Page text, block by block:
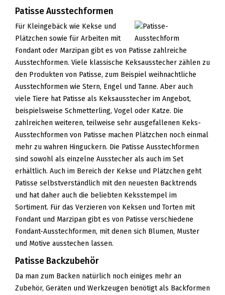
Patisse Ausstechformen
Für Kleingebäck wie Kekse und
Plätzchen sowie für Arbeiten mit
Fondant oder Marzipan gibt es von Patisse zahlreiche
Ausstechformen. Viele klassische Keksausstecher zählen zu
den Produkten von Patisse, zum Beispiel weihnachtliche
Ausstechformen wie Stern, Engel und Tanne. Aber auch
viele Tiere hat Patisse als Keksausstecher im Angebot,
beispielsweise Schmetterling, Vogel oder Katze. Die
zahlreichen weiteren, teilweise sehr ausgefallenen Keks-
Ausstechformen von Patisse machen Plätzchen noch einmal
mehr zu wahren Hinguckern. Die Patisse Ausstechformen
sind sowohl als einzelne Ausstecher als auch im Set
erhältlich. Auch im Bereich der Kekse und Plätzchen geht
Patisse selbstverständlich mit den neuesten Backtrends
und hat daher auch die beliebten Keksstempel im
Sortiment. Für das Verzieren von Keksen und Torten mit
Fondant und Marzipan gibt es von Patisse verschiedene
Fondant-Ausstechformen, mit denen sich Blumen, Muster
und Motive ausstechen lassen.
Patisse Backzubehör
Da man zum Backen natürlich noch einiges mehr an
Zubehör, Geräten und Werkzeugen benötigt als Backformen